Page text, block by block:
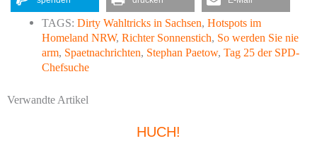
TAGS:Dirty Wahltricks in Sachsen,Hotspots im
Homeland NRW,Richter Sonnenstich, So werden Sie nie
arm, Spaetnachrichten, Stephan Paetow,Tag 25 der SPD-
Chefsuche
Verwandte Artikel
HUCH!